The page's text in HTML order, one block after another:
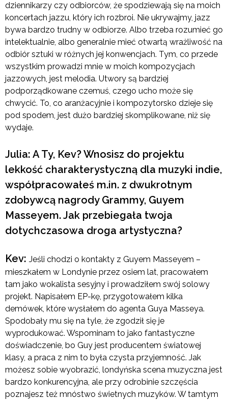
dziennikarzy czy odbiorców, że spodziewają się na moich
koncertach jazzu, który ich rozbroi. Nie ukrywajmy, jazz
bywa bardzo trudny w odbiorze. Albo trzeba rozumieć go
intelektualnie, albo generalnie mieć otwartą wrażliwość na
odbiór sztuki w różnych jej konwencjach. Tym, co przede
wszystkim prowadzi mnie w moich kompozycjach
jazzowych, jest melodia. Utwory są bardziej
podporządkowane czemuś, czego ucho może się
chwycić. To, co aranżacyjnie i kompozytorsko dzieje się
pod spodem, jest dużo bardziej skomplikowane, niż się
wydaje.
Julia: A Ty, Kev? Wnosisz do projektu
lekkość charakterystyczną dla muzyki indie,
współpracowałeś m.in. z dwukrotnym
zdobywcą nagrody Grammy, Guyem
Masseyem. Jak przebiegała twoja
dotychczasowa droga artystyczna?
Kev: Jeśli chodzi o kontakty z Guyem Masseyem –
mieszkałem w Londynie przez osiem lat, pracowałem
tam jako wokalista sesyjny i prowadziłem swój solowy
projekt. Napisałem EP-kę, przygotowałem kilka
demówek, które wysłałem do agenta Guya Masseya.
Spodobały mu się na tyle, że zgodził się je
wyprodukować. Wspominam to jako fantastyczne
doświadczenie, bo Guy jest producentem światowej
klasy, a praca z nim to była czysta przyjemność. Jak
możesz sobie wyobrazić, londyńska scena muzyczna jest
bardzo konkurencyjna, ale przy odrobinie szczęścia
poznajesz też mnóstwo świetnych muzyków. W tamtym